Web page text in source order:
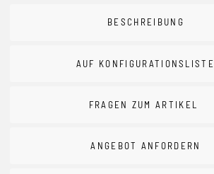
BESCHREIBUNG
AUF KONFIGURATIONSLISTE
FRAGEN ZUM ARTIKEL
ANGEBOT ANFORDERN